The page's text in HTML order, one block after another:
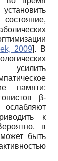
2009]. В
памяти;
β-
к
в
быть